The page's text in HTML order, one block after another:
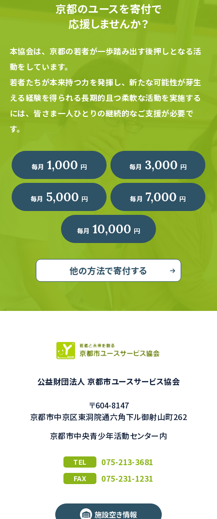
京都のユースを寄付で
応援しませんか？
本協会は、京都の若者が一歩踏み出す後押しとなる活
動をしています。
若者たちが本来持つ力を発揮し、新たな可能性が芽生
える経験を得られる長期的且つ柔軟な活動を実施する
には、皆さま一人ひとりの継続的なご支援が必要で
す。
毎月 1,000 円 毎月 3,000 円
毎月 5,000 円 毎月 7,000 円
毎月 10,000 円
他の方法で寄付する
公益財団法人 京都市ユースサービス協会
〒604-8147
京都市中京区東洞院通六角下ル御射山町262
京都市中央青少年活動センター内
TEL 075-213-3681
FAX 075-231-1231
施設空き情報